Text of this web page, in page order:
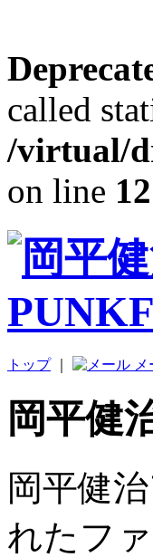
called
/virtual/
on line 12
トップ｜
岡平健
岡平健
れたフ